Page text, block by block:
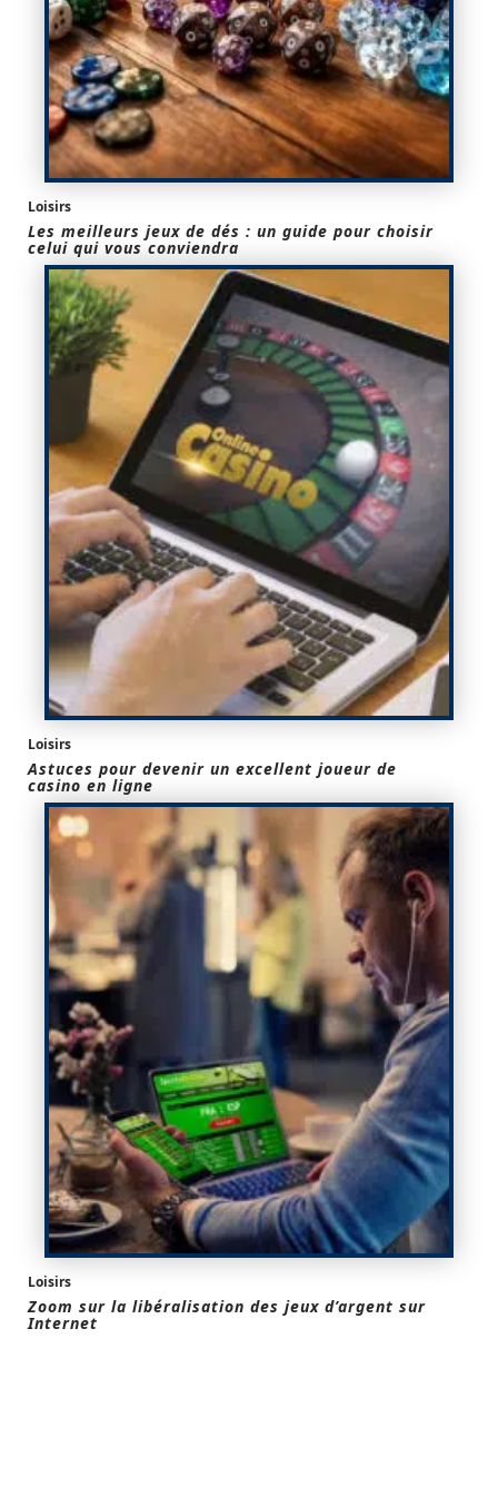
Loisirs
Les meilleurs jeux de dés : un guide pour choisir
celui qui vous conviendra
Loisirs
Astuces pour devenir un excellent joueur de
casino en ligne
Loisirs
Zoom sur la libéralisation des jeux d’argent sur
Internet